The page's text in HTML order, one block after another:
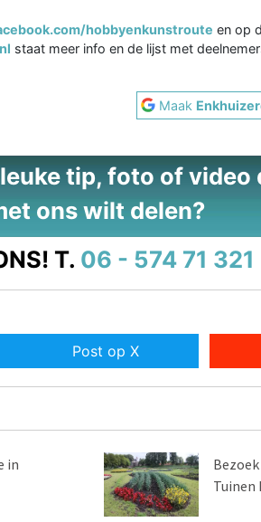
hobbyenkunstroute en op
staat meer info en de lijst met
Maak
tip, foto of video
ons wilt delen?
T. 06 - 574 71 321
Post op X
in
Tuinen